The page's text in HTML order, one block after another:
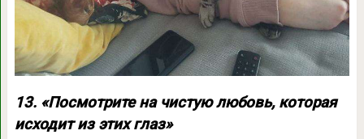
13. «Посмотрите на чистую любовь, которая
исходит из этих глаз»